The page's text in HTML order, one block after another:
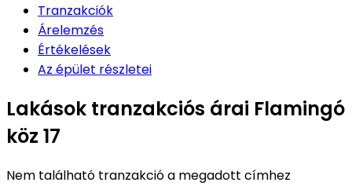
Tranzakciók
Árelemzés
Értékelések
Az épület részletei
Lakások tranzakciós árai Flamingó
köz 17
Nem található tranzakció a megadott címhez